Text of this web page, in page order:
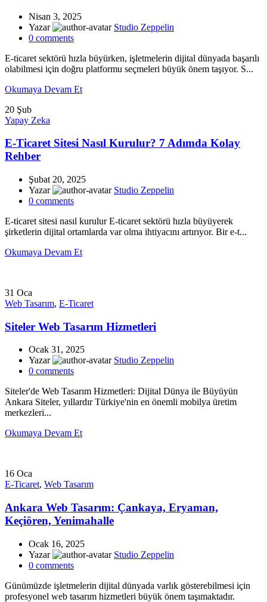
Nisan 3, 2025
Yazar
Studio Zeppelin
0 comments
E-ticaret sektörü hızla büyürken, işletmelerin dijital dünyada başarılı
olabilmesi için doğru platformu seçmeleri büyük önem taşıyor. S...
Okumaya Devam Et
20 Şub
Yapay Zeka
E-Ticaret Sitesi Nasıl Kurulur? 7 Adımda Kolay
Rehber
Şubat 20, 2025
Yazar
Studio Zeppelin
0 comments
E-ticaret sitesi nasıl kurulur E-ticaret sektörü hızla büyüyerek
şirketlerin dijital ortamlarda var olma ihtiyacını artırıyor. Bir e-t...
Okumaya Devam Et
31 Oca
Web Tasarım, E-Ticaret
Siteler Web Tasarım Hizmetleri
Ocak 31, 2025
Yazar
Studio Zeppelin
0 comments
Siteler'de Web Tasarım Hizmetleri: Dijital Dünya ile Büyüyün
Ankara Siteler, yıllardır Türkiye'nin en önemli mobilya üretim
merkezleri...
Okumaya Devam Et
16 Oca
E-Ticaret, Web Tasarım
Ankara Web Tasarım: Çankaya, Eryaman,
Keçiören, Yenimahalle
Ocak 16, 2025
Yazar
Studio Zeppelin
0 comments
Günümüzde işletmelerin dijital dünyada varlık gösterebilmesi için
profesyonel web tasarım hizmetleri büyük önem taşımaktadır.